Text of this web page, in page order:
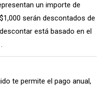
un importe de
serán descontados de
está basado en el
te permite el pago anual,